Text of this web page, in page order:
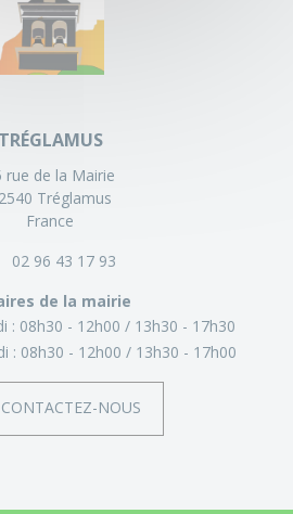
TRÉGLAMUS
rue de la Mairie
Tréglamus
France
02 96 43 17 93
de la mairie
: 08h30 - 12h00
13h30 - 17h30
: 08h30 - 12h00 13h30 - 17h00
CONTACTEZ-NOUS